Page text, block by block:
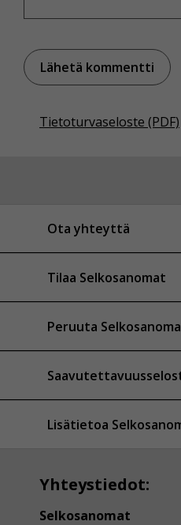
Tietoturvaseloste (PDF)
Ota yhteyttä
Tilaa Selkosanomat
Peruuta
Lisätietoa
Yhteystiedot:
Selkosanomat